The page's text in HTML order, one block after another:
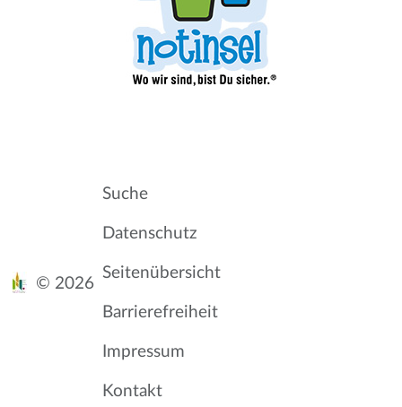
© 2026
Suche
Datenschutz
Seitenübersicht
Barrierefreiheit
Impressum
Kontakt